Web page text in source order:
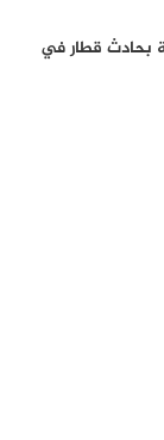
بحادث قطار في